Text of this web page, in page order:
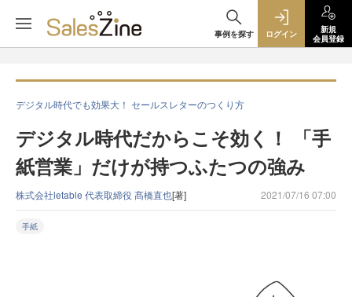
事例を探す ログイン
新規
会員登録
デジタル時代でも効果大！ セールスレターのつくり方
デジタル時代だからこそ効く！ 「手
紙営業」だけが持つふたつの強み
株式会社letable 代表取締役 髙橋直也[著] 2021/07/16 07:00
手紙